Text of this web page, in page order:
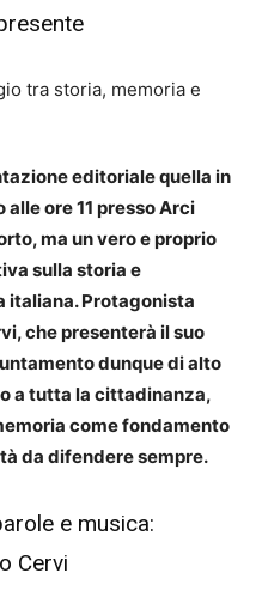
editoriale quella in
ore 11 presso Arci
ma un vero e proprio
sulla storia e
italiana. Protagonista
che presenterà il suo
dunque di alto
a tutta la cittadinanza,
come fondamento
da difendere sempre.
e musica:
Cervi